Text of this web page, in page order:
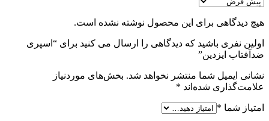
هیچ دیدگاهی برای این محصول نوشته نشده است.
اولین نفری باشید که دیدگاهی را ارسال می کنید برای “اسپری
ضدآفتاب ایزدین”
نشانی ایمیل شما منتشر نخواهد شد. بخش‌های موردنیاز
علامت‌گذاری شده‌اند *
امتیاز شما *